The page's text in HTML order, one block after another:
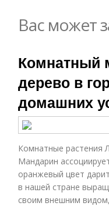
Вас может
Комнатный
дерево в
домашних
Комнатные растения
Мандарин
оранжевый цвет
в нашей стране
своим внешним